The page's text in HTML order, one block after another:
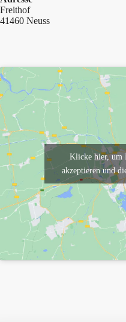
Freithof
41460 Neuss
Klicke hier, um
akzeptieren und